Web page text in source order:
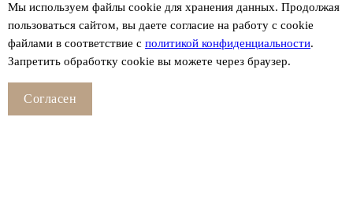
Мы используем файлы сookie для хранения данных. Продолжая
пользоваться сайтом, вы даете согласие на работу с cookie
файлами в соответствие с политикой конфиденциальности.
Запретить обработку cookie вы можете через браузер.
Согласен